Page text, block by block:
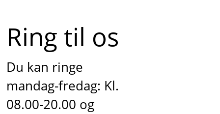
Ring til os
Du kan ringe
mandag-fredag: Kl.
08.00-20.00 og